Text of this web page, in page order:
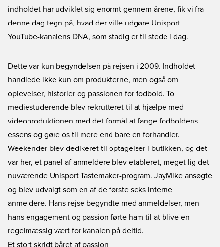
indholdet har udviklet sig enormt gennem årene, fik vi fra
denne dag tegn på, hvad der ville udgøre Unisport
YouTube-kanalens DNA, som stadig er til stede i dag.
Dette var kun begyndelsen på rejsen i 2009. Indholdet
handlede ikke kun om produkterne, men også om
oplevelser, historier og passionen for fodbold. To
mediestuderende blev rekrutteret til at hjælpe med
videoproduktionen med det formål at fange fodboldens
essens og gøre os til mere end bare en forhandler.
Weekender blev dedikeret til optagelser i butikken, og det
var her, et panel af anmeldere blev etableret, meget lig det
nuværende Unisport Tastemaker-program. JayMike ansøgte
og blev udvalgt som en af de første seks interne
anmeldere. Hans rejse begyndte med anmeldelser, men
hans engagement og passion førte ham til at blive en
regelmæssig vært for kanalen på deltid.
Et stort skridt båret af passion